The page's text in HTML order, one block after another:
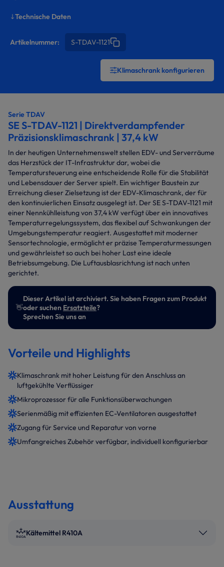
Technische Daten
Artikelnummer: S-TDAV-1121
Klimaschrank konfigurieren
Serie TDAV
SE S-TDAV-1121 | Direktverdampfender
Präzisionsklimaschrank | 37,4 kW
In der heutigen Unternehmenswelt stellen EDV- und Serverräume
das Herzstück der IT-Infrastruktur dar, wobei die
Temperatursteuerung eine entscheidende Rolle für die Stabilität
und Lebensdauer der Server spielt. Ein wichtiger Baustein zur
Erreichung dieser Zielsetzung ist der EDV-Klimaschrank, der für
den kontinuierlichen Einsatz ausgelegt ist. Der SE S-TDAV-1121 mit
einer Nennkühlleistung von 37,4 kW verfügt über ein innovatives
Temperaturregelungssystem, das flexibel auf Schwankungen der
Umgebungstemperatur reagiert. Ausgestattet mit moderner
Sensortechnologie, ermöglicht er präzise Temperaturmessungen
und gewährleistet so auch bei hoher Last eine ideale
Betriebsumgebung. Die Luftausblasrichtung ist nach unten
gerichtet.
👋
Dieser Artikel ist archiviert. Sie haben Fragen zum Produkt
oder suchen Ersatzteile?
Sprechen Sie uns an
Vorteile und Highlights
Klimaschrank mit hoher Leistung für den Anschluss an
luftgekühlte Verflüssiger
Mikroprozessor für alle Funktionsüberwachungen
Serienmäßig mit effizienten EC-Ventilatoren ausgestattet
Zugang für Service und Reparatur von vorne
Umfangreiches Zubehör verfügbar, individuell konfigurierbar
Ausstattung
Kältemittel R410A